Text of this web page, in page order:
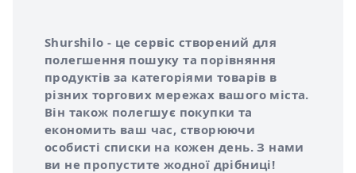
Про сервіс Shurshilo
Shurshilo - це сервіс створений для
полегшення пошуку та порівняння
продуктів за категоріями товарів в
різних торгових мережах вашого міста.
Він також полегшує покупки та
економить ваш час, створюючи
особисті списки на кожен день. З нами
ви не пропустите жодної дрібниці!